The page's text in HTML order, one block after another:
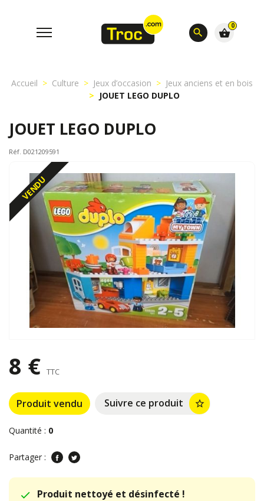
search
0
shopping_basket
Accueil Culture Jeux d’occasion
Jeux anciens et en bois
JOUET LEGO DUPLO
JOUET LEGO DUPLO
Réf. D021209591
VENDU
8 € TTC
Produit vendu Suivre ce produit star_border
Quantité : 0
Partager :
Produit nettoyé et désinfecté !